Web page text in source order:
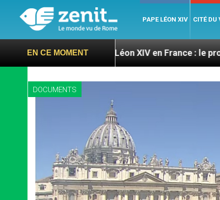
PAPE LÉON XIV CITÉ DU
EN CE MOMENT
Léon XIV en France : le programme
DOCUMENTS